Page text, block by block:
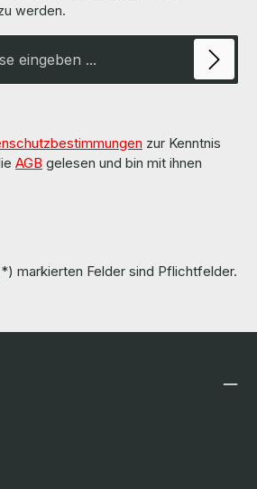
werden.
zur Kenntnis
AGB gelesen und bin mit ihnen
markierten Felder sind Pflichtfelder.